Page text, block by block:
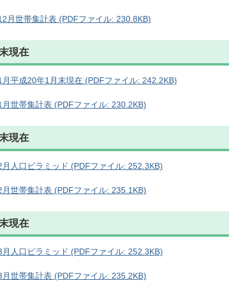
月世帯集計表 (PDFファイル: 230.8KB)
現在
平成20年1月末現在 (PDFファイル: 242.2KB)
世帯集計表 (PDFファイル: 230.2KB)
現在
人口ピラミッド (PDFファイル: 252.3KB)
世帯集計表 (PDFファイル: 235.1KB)
現在
人口ピラミッド (PDFファイル: 252.3KB)
世帯集計表 (PDFファイル: 235.2KB)